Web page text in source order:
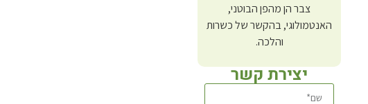
צבר הן מהפן הבוטני,
האנטמולוגי, בהקשר של כשרות
והלכה.
יצירת קשר